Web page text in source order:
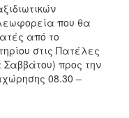
που θα
από το
στις Πατέλες
Σαββάτου) προς την
08.30 –